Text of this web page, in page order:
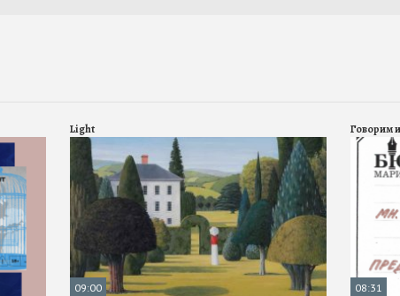
Light
09:00
Говорим
08:31